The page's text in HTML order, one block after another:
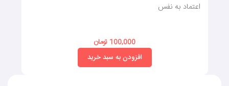
اعتماد به نفس
100,000 تومان
افزودن به سبد خرید